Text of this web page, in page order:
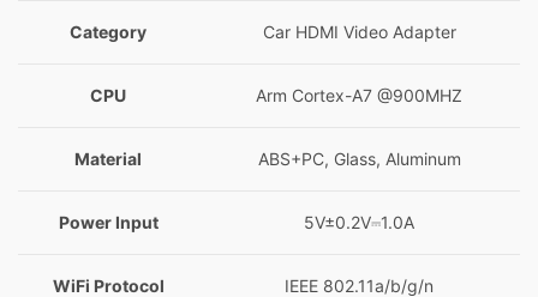
Category Car HDMI Video Adapter
CPU Arm Cortex-A7 @900MHZ
Material ABS+PC, Glass, Aluminum
Power Input 5V±0.2V⎓1.0A
WiFi Protocol IEEE 802.11a/b/g/n